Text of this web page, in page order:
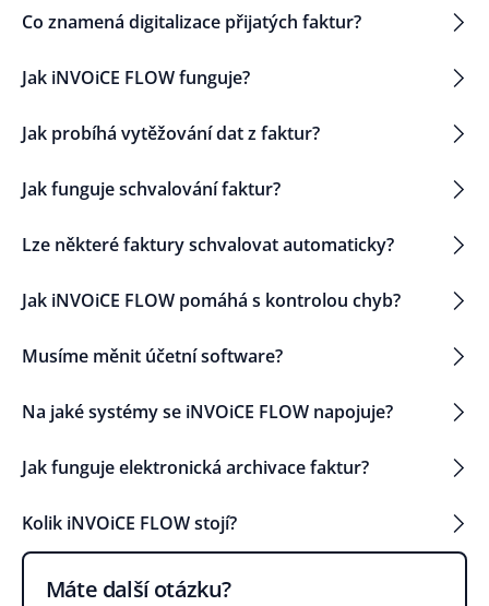
Co znamená digitalizace přijatých faktur?
Jak iNVOiCE FLOW funguje?
Jak probíhá vytěžování dat z faktur?
Jak funguje schvalování faktur?
Lze některé faktury schvalovat automaticky?
Jak iNVOiCE FLOW pomáhá s kontrolou chyb?
Musíme měnit účetní software?
Na jaké systémy se iNVOiCE FLOW napojuje?
Jak funguje elektronická archivace faktur?
Kolik iNVOiCE FLOW stojí?
Máte další otázku?